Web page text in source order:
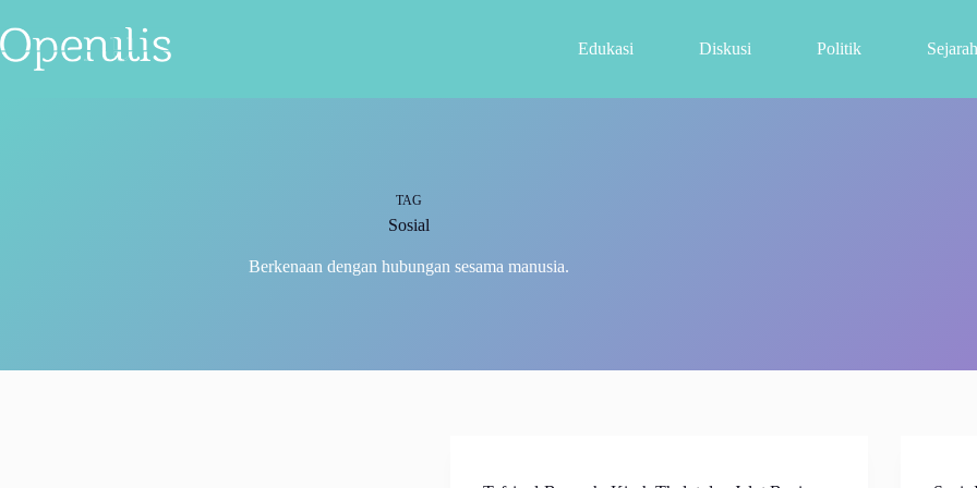
to
content
Edukasi Diskusi Politik Sejarah
TAG
Sosial
Berkenaan dengan hubungan sesama manusia.